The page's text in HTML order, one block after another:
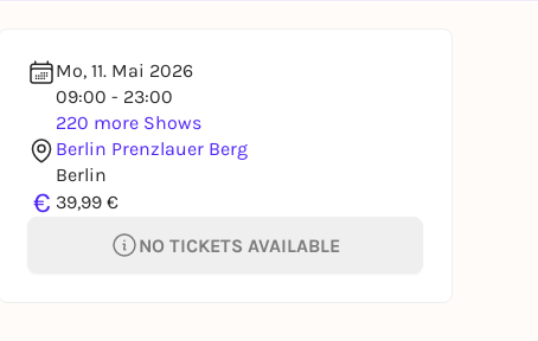
Mo, 11. Mai 2026
09:00 - 23:00
220 more Shows
Berlin Prenzlauer Berg
Berlin
€ 39,99 €
NO TICKETS AVAILABLE